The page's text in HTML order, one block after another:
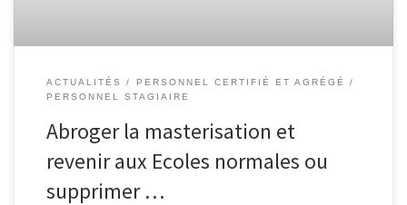
ACTUALITÉS
PERSONNEL CERTIFIÉ ET AGRÉGÉ
PERSONNEL STAGIAIRE
Abroger la masterisation et
revenir aux Ecoles normales ou
supprimer …